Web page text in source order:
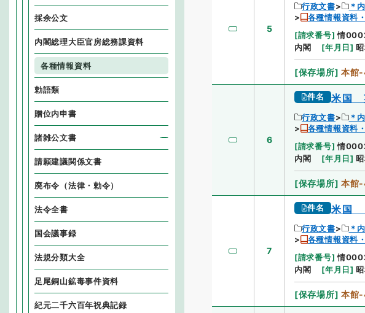
5
行政文書 ＊
各種情報資料
[請求番号] 情
内閣
[年月日]
[保存場所] 本館
6
件名 米国
行政文書 ＊
各種情報資料
[請求番号] 情
内閣
[年月日]
[保存場所] 本館
7
件名 米国
行政文書 ＊
各種情報資料
[請求番号] 情
内閣
[年月日]
[保存場所] 本館
採余公文
内閣総理大臣官房総務課資料
各種情報資料
勅語類
贈位内申書
諸雑公文書
請願建議関係文書
廃布令（法律・勅令）
法令全書
国会議事録
法規分類大全
足尾銅山鉱毒事件資料
紀元二千六百年祝典記録